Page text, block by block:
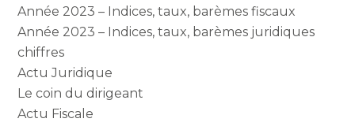
Année 2023 – Indices, taux, barèmes fiscaux
Année 2023 – Indices, taux, barèmes juridiques
chiffres
Actu Juridique
Le coin du dirigeant
Actu Fiscale